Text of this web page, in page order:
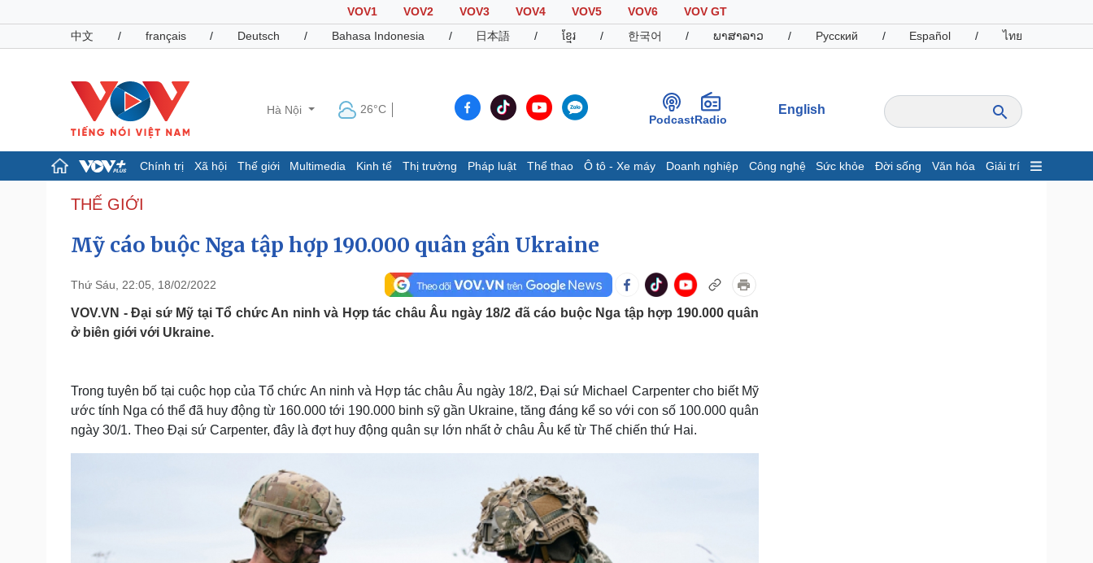
VOV1 VOV2 VOV3 VOV4 VOV5 VOV6
VOV GT
中文
/ français / Deutsch / Bahasa Indonesia / 日本語 / ខ្មែរ / 한국어 / ພາສາລາວ / Русский / Español / ไทย
Hà Nội 26°C
PodcastRadio
English
Chính trị Xã hội Thế giới Multimedia Kinh tế Thị trường Pháp luật Thể thao Ô tô - Xe máy Doanh nghiệp Công nghệ Sức khỏe Đời sống Văn hóa Giải trí
Chính trị
Tổ chức nhân sự
Quốc hội
Dự báo thời tiết
Giáo dục
Biển đảo
Cuộc sống đó đây
Hồ sơ
Ảnh
E-Magazine
Infographic
Pháp luật
Tư vấn luật
Phân tích
Thế giới thể thao
eSports
Hậu trường
Tư vấn
Doanh nhân
Vì cộng đồng
Sức khỏe
Làm đẹp - giảm cân
Đời sống
Nhà đẹp
Blog
Tình yêu - Gia đình
Văn hóa
Giải trí
Thời trang
Sao Việt
Du lịch
THẾ GIỚI
Mỹ cáo buộc Nga tập hợp 190.000 quân gần Ukraine
Thứ Sáu, 22:05, 18/02/2022
VOV.VN - Đại sứ Mỹ tại Tổ chức An ninh và Hợp tác châu Âu ngày 18/2 đã cáo buộc Nga tập hợp 190.000 quân
ở biên giới với Ukraine.
Trong tuyên bố tại cuộc họp của Tổ chức An ninh và Hợp tác châu Âu ngày 18/2, Đại sứ Michael Carpenter cho biết Mỹ
ước tính Nga có thể đã huy động từ 160.000 tới 190.000 binh sỹ gần Ukraine, tăng đáng kể so với con số 100.000 quân
ngày 30/1. Theo Đại sứ Carpenter, đây là đợt huy động quân sự lớn nhất ở châu Âu kể từ Thế chiến thứ Hai.